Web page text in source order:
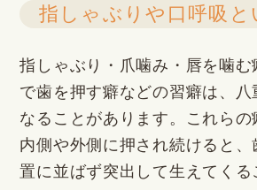
指しゃぶりや口呼吸と
指しゃぶり・爪噛み・唇を噛む
で歯を押す癖などの習癖は、八
なることがあります。これらの
内側や外側に押され続けると、
置に並ばず突出して生えてくる